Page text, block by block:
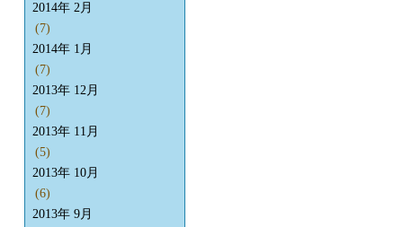
2014年 2月
(7)
2014年 1月
(7)
2013年 12月
(7)
2013年 11月
(5)
2013年 10月
(6)
2013年 9月